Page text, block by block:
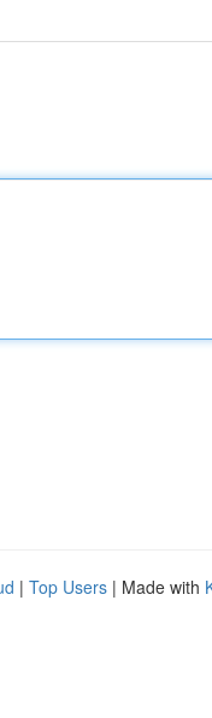
| Top Users | Made with